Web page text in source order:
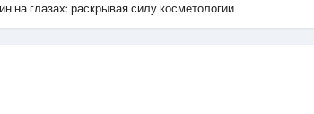
на глазах: раскрывая силу косметологии